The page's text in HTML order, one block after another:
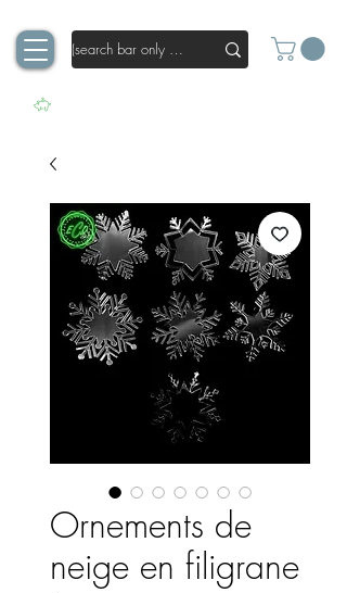
Ornements de
neige en filigrane